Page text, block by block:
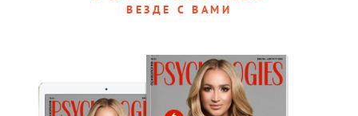
ВЕЗДЕ С ВАМИ